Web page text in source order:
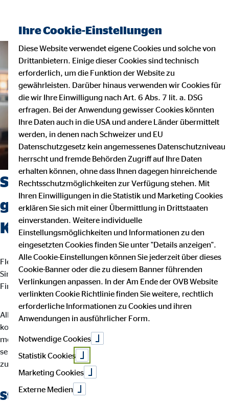
Sie wollen beruflich neue Wege
gehen? Dann starten Sie Ihre
Karriere bei uns!
Flexibilität, Selbstbestimmung und eine erfüllende Aufgabe mit
Sinn und Zweck – das ist es, was die Tätigkeit als OVB
Finanzberater so besonders macht.
Allein Ihr Einsatz entscheidet darüber, wie weit Sie bei uns
kommen können. Wenn Sie keine Lust mehr auf einen
monotonen Arbeitsalltag haben und stattdessen selbstständig
sein und gleichzeitig mit kompetenten und netten Kollegen
zusammenarbeiten möchten, sind Sie hier genau richtig.
Starten auch Sie als OVB Finanzberater
Ihre Cookie-Einstellungen
Diese Website verwendet eigene Cookies und solche von
Drittanbietern. Einige dieser Cookies sind technisch
erforderlich, um die Funktion der Website zu
gewährleisten. Darüber hinaus verwenden wir Cookies für
die wir Ihre Einwilligung nach Art. 6 Abs. 7 lit. a. DSG
erfragen. Bei der Anwendung gewisser Cookies könnten
Ihre Daten auch in die USA und andere Länder übermittelt
werden, in denen nach Schweizer und EU
Datenschutzgesetz kein angemessenes Datenschutzniveau
herrscht und fremde Behörden Zugriff auf Ihre Daten
erhalten können, ohne dass Ihnen dagegen hinreichende
Rechtsschutzmöglichkeiten zur Verfügung stehen. Mit
Ihren Einwilligungen in die Statistik und Marketing Cookies
erklären Sie sich mit einer Übermittlung in Drittstaaten
einverstanden. Weitere individuelle
Einstellungsmöglichkeiten und Informationen zu den
eingesetzten Cookies finden Sie unter "Details anzeigen".
Alle Cookie-Einstellungen können Sie jederzeit über dieses
Cookie-Banner oder die zu diesem Banner führenden
Verlinkungen anpassen. In der Am Ende der OVB Website
verlinkten Cookie Richtlinie finden Sie weitere, rechtlich
erforderliche Informationen zu Cookies und ihren
Anwendungen in ausführlicher Form.
Notwendige Cookies
Statistik Cookies
Marketing Cookies
Externe Medien